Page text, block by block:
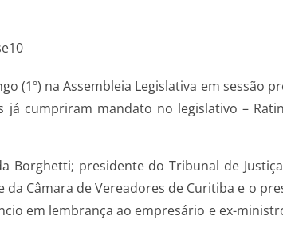
(1º) na Assembleia Legislativa em sessão
cumpriram mandato no legislativo –
Borghetti; presidente do Tribunal de
Câmara de Vereadores de Curitiba e o
em lembrança ao empresário e ex-